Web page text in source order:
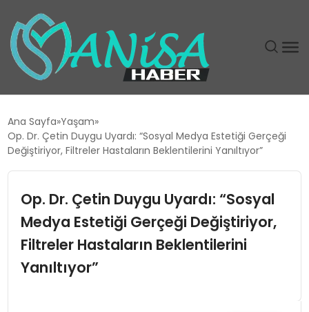
EĞITIM
GÜNDEM
MAGAZIN
Ana Sayfa Yaşam
Op. Dr. Çetin Duygu Uyardı: “Sosyal Medya Estetiği Gerçeği
Değiştiriyor, Filtreler Hastaların Beklentilerini Yanıltıyor”
Op. Dr. Çetin Duygu Uyardı: “Sosyal
Medya Estetiği Gerçeği Değiştiriyor,
Filtreler Hastaların Beklentilerini
Yanıltıyor”